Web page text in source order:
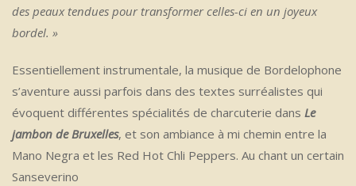
des peaux tendues pour transformer celles-ci en un joyeux
bordel. »
Essentiellement instrumentale, la musique de Bordelophone
s’aventure aussi parfois dans des textes surréalistes qui
évoquent différentes spécialités de charcuterie dans Le
jambon de Bruxelles, et son ambiance à mi chemin entre la
Mano Negra et les Red Hot Chli Peppers. Au chant un certain
Sanseverino